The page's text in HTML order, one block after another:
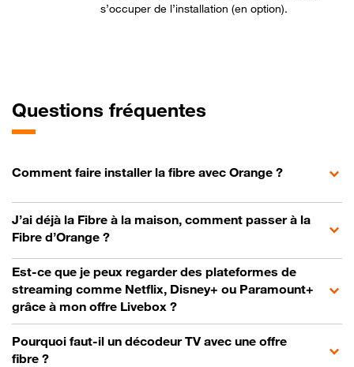
s’occuper de l’installation (en option).
Questions fréquentes
Comment faire installer la fibre avec Orange ?
J’ai déjà la Fibre à la maison, comment passer à la
Fibre d’Orange ?
Est-ce que je peux regarder des plateformes de
streaming comme Netflix, Disney+ ou Paramount+
grâce à mon offre Livebox ?
Pourquoi faut-il un décodeur TV avec une offre
fibre ?